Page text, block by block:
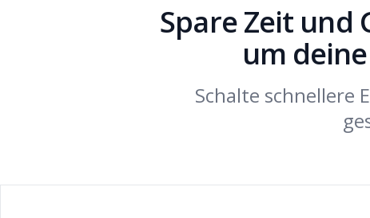
Spare Zeit und
um
Schalte schnellere